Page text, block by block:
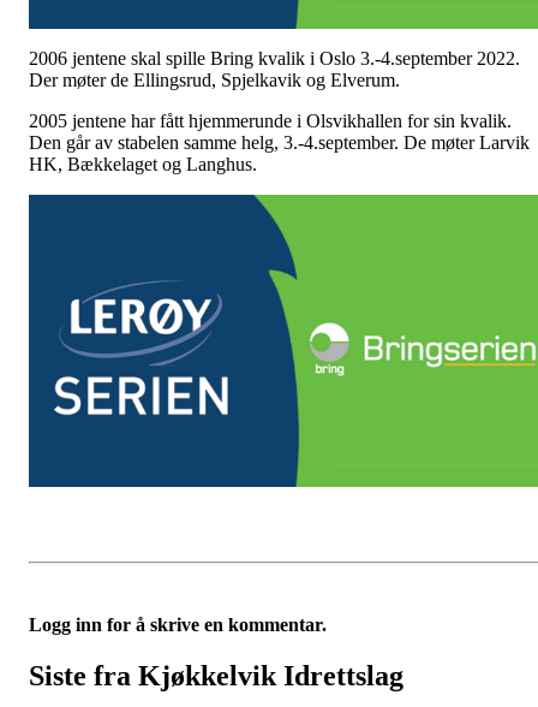
2006 jentene skal spille Bring kvalik i Oslo 3.-4.september 2022.
Der møter de Ellingsrud, Spjelkavik og Elverum.
2005 jentene har fått hjemmerunde i Olsvikhallen for sin kvalik.
Den går av stabelen samme helg, 3.-4.september. De møter Larvik
HK, Bækkelaget og Langhus.
Logg inn for å skrive en kommentar.
Siste fra Kjøkkelvik Idrettslag